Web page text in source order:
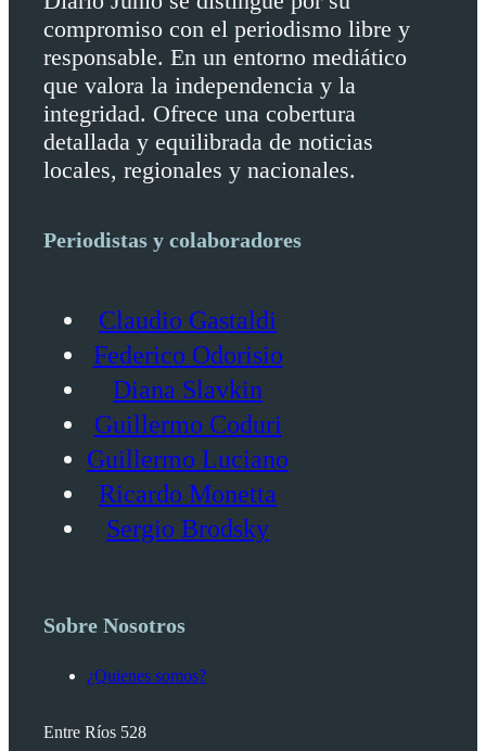
compromiso con el periodismo libre y
responsable. En un entorno mediático
que valora la independencia y la
integridad. Ofrece una cobertura
detallada y equilibrada de noticias
locales, regionales y nacionales.
Periodistas y colaboradores
Claudio Gastaldi
Federico Odorisio
Diana Slavkin
Guillermo Coduri
Guillermo Luciano
Ricardo Monetta
Sergio Brodsky
Sobre Nosotros
¿Quienes somos?
Entre Ríos 528